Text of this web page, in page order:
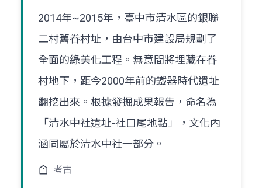
2014年~2015年，臺中市清水區的銀聯
二村舊眷村址，由台中市建設局規劃了
全面的綠美化工程。無意間將埋藏在眷
村地下，距今2000年前的鐵器時代遺址
翻挖出來。根據發掘成果報告，命名為
「清水中社遺址-社口尾地點」，文化內
涵同屬於清水中社一部分。
考古